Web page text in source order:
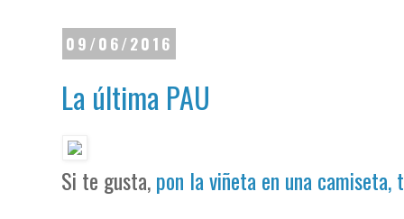
09/06/2016
La última PAU
Si te gusta,pon la viñeta en una camiseta,